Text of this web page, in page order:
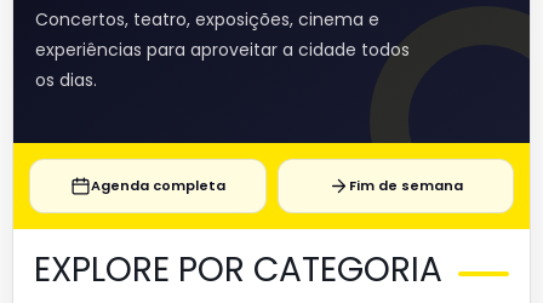
Concertos, teatro, exposições, cinema e
experiências para aproveitar a cidade todos
os dias.
Agenda completa Fim de semana
EXPLORE POR CATEGORIA